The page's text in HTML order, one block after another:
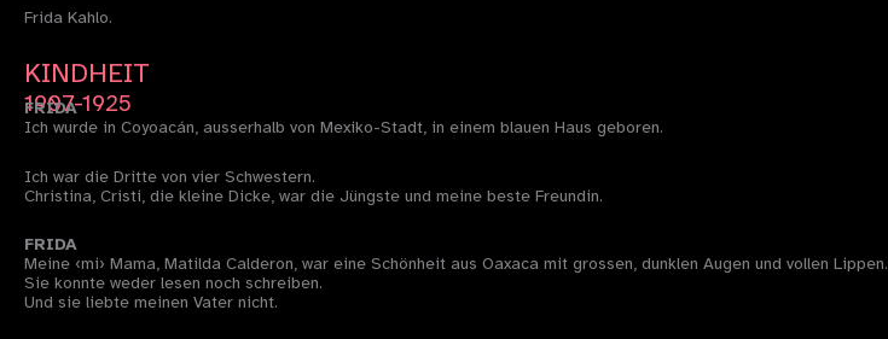
Frida Kahlo.
KINDHEIT
1907-1925
FRIDA
Ich wurde in Coyoacán, ausserhalb von Mexiko-Stadt, in einem blauen Haus geboren.
Ich war die Dritte von vier Schwestern.
Christina, Cristi, die kleine Dicke, war die Jüngste und meine beste Freundin.
FRIDA
Meine ‹mi› Mama, Matilda Calderon, war eine Schönheit aus Oaxaca mit grossen, dunklen Augen und vollen Lippen.
Sie konnte weder lesen noch schreiben.
Und sie liebte meinen Vater nicht.